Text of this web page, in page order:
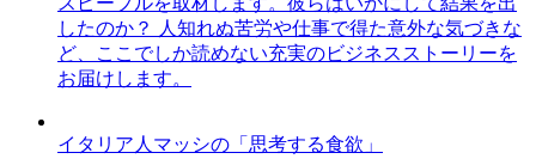
したのか？ 人知れぬ苦労や仕事で得た意外な気づきな
ど、ここでしか読めない充実のビジネスストーリーを
お届けします。
イタリア人マッシの「思考する食欲」